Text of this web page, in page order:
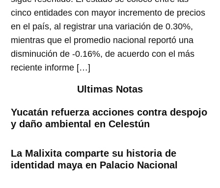
cinco entidades con mayor incremento de precios
en el país, al registrar una variación de 0.30%,
mientras que el promedio nacional reportó una
disminución de -0.16%, de acuerdo con el más
reciente informe […]
Ultimas Notas
Yucatán refuerza acciones contra despojo
y daño ambiental en Celestún
La Malixita comparte su historia de
identidad maya en Palacio Nacional